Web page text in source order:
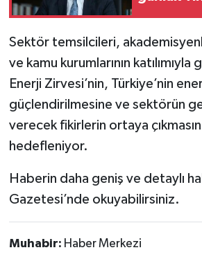
Sektör temsilcileri,
ve kamu kurumlarının
Enerji Zirvesi’nin, Türkiye’nin
güçlendirilmesine ve sektörün
verecek fikirlerin ortaya
hedefleniyor.
Haberin daha geniş ve detaylı
Gazetesi’nde okuyabilirsiniz.
Muhabir: Haber Merkezi